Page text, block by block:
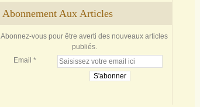
Abonnement Aux Articles
Abonnez-vous pour être averti des nouveaux articles
publiés.
Email